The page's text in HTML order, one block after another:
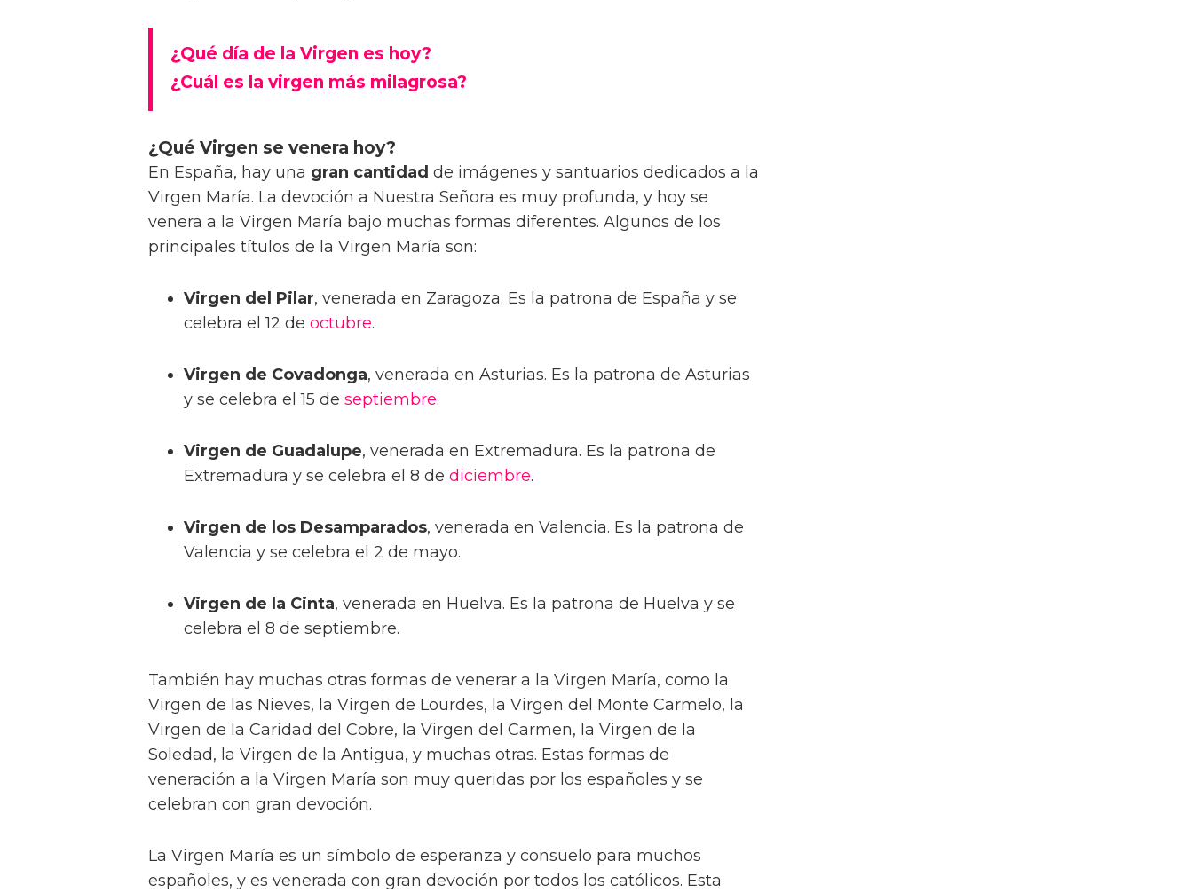
¿Qué día de la Virgen es hoy?
¿Cuál es la virgen más milagrosa?
¿Qué Virgen se venera hoy?
En España, hay una gran cantidad de imágenes y santuarios dedicados a la
Virgen María. La devoción a Nuestra Señora es muy profunda, y hoy se
venera a la Virgen María bajo muchas formas diferentes. Algunos de los
principales títulos de la Virgen María son:
Virgen del Pilar, venerada en Zaragoza. Es la patrona de España y se
celebra el 12 de octubre.
Virgen de Covadonga, venerada en Asturias. Es la patrona de Asturias
y se celebra el 15 de septiembre.
Virgen de Guadalupe, venerada en Extremadura. Es la patrona de
Extremadura y se celebra el 8 de diciembre.
Virgen de los Desamparados, venerada en Valencia. Es la patrona de
Valencia y se celebra el 2 de mayo.
Virgen de la Cinta, venerada en Huelva. Es la patrona de Huelva y se
celebra el 8 de septiembre.
También hay muchas otras formas de venerar a la Virgen María, como la
Virgen de las Nieves, la Virgen de Lourdes, la Virgen del Monte Carmelo, la
Virgen de la Caridad del Cobre, la Virgen del Carmen, la Virgen de la
Soledad, la Virgen de la Antigua, y muchas otras. Estas formas de
veneración a la Virgen María son muy queridas por los españoles y se
celebran con gran devoción.
La Virgen María es un símbolo de esperanza y consuelo para muchos
españoles, y es venerada con gran devoción por todos los católicos. Esta